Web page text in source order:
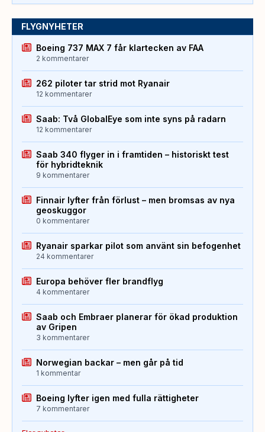
FLYGNYHETER
Boeing 737 MAX 7 får klartecken av FAA
2 kommentarer
262 piloter tar strid mot Ryanair
12 kommentarer
Saab: Två GlobalEye som inte syns på radarn
12 kommentarer
Saab 340 flyger in i framtiden – historiskt test
för hybridteknik
9 kommentarer
Finnair lyfter från förlust – men bromsas av nya
geoskuggor
0 kommentarer
Ryanair sparkar pilot som använt sin befogenhet
24 kommentarer
Europa behöver fler brandflyg
4 kommentarer
Saab och Embraer planerar för ökad produktion
av Gripen
3 kommentarer
Norwegian backar – men går på tid
1 kommentar
Boeing lyfter igen med fulla rättigheter
7 kommentarer